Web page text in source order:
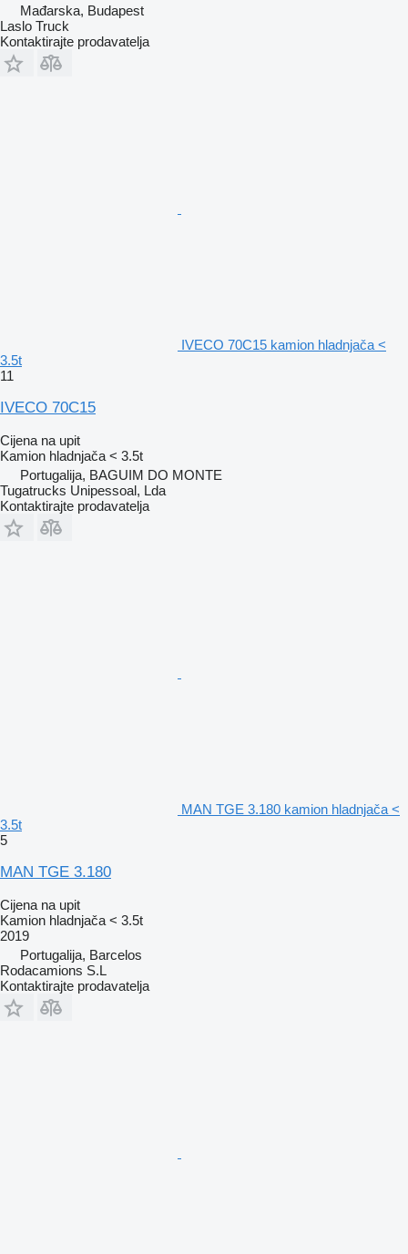
Mađarska, Budapest
Laslo Truck
Kontaktirajte prodavatelja
IVECO 70C15 kamion hladnjača <
3.5t
11
IVECO 70C15
Cijena na upit
Kamion hladnjača < 3.5t
Portugalija, BAGUIM DO MONTE
Tugatrucks Unipessoal, Lda
Kontaktirajte prodavatelja
MAN TGE 3.180 kamion hladnjača <
3.5t
5
MAN TGE 3.180
Cijena na upit
Kamion hladnjača < 3.5t
2019
Portugalija, Barcelos
Rodacamions S.L
Kontaktirajte prodavatelja